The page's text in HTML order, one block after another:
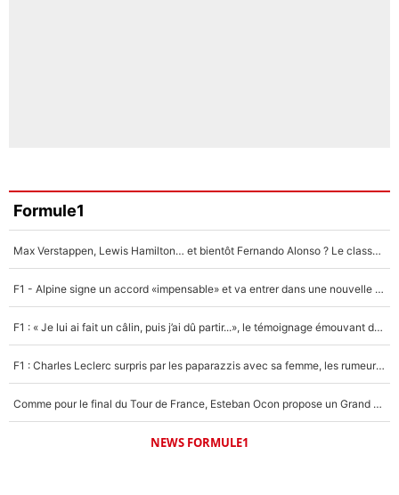
Formule1
Max Verstappen, Lewis Hamilton… et bientôt Fernando Alonso ? Le classement des pilotes les mieux payés en Formule 1 risque de changer !
F1 - Alpine signe un accord «impensable» et va entrer dans une nouvelle dimension : Grande nouvelle pour Pierre Gasly !
F1 : « Je lui ai fait un câlin, puis j’ai dû partir...», le témoignage émouvant de Max Verstappen sur sa fille
F1 : Charles Leclerc surpris par les paparazzis avec sa femme, les rumeurs étaient vraies !
Comme pour le final du Tour de France, Esteban Ocon propose un Grand Prix de Formule 1 à Paris : «Autour de l’Arc de Triomphe, ce serait génial» !
NEWS FORMULE1